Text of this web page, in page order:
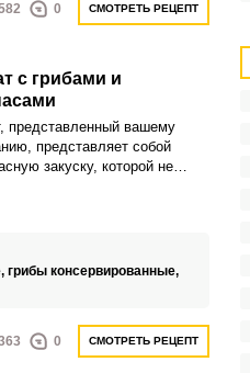
0 СМОТРЕТЬ РЕЦЕПТ
с грибами и
представленный вашему
представляет собой
закуску, которой не
грибы консервированные,
0 СМОТРЕТЬ РЕЦЕПТ